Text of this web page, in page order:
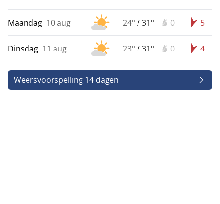
Maandag 10 aug 24° /31° 0 5
Dinsdag 11 aug 23° /31° 0 4
Weersvoorspelling 14 dagen